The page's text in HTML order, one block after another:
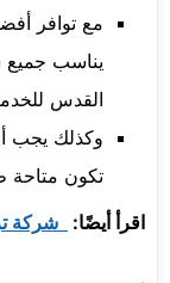
مع توافر
يناسب جميع
القدس
وكذلك يجب
تكون متاحة
اقرأ أيضًا:
شركة